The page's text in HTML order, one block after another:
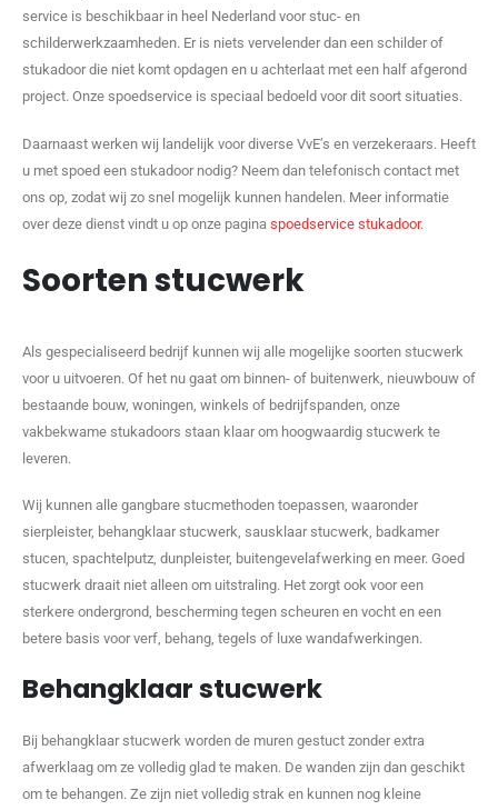
service is beschikbaar in heel Nederland voor stuc- en
schilderwerkzaamheden. Er is niets vervelender dan een schilder of
stukadoor die niet komt opdagen en u achterlaat met een half afgerond
project. Onze spoedservice is speciaal bedoeld voor dit soort situaties.
Daarnaast werken wij landelijk voor diverse VvE’s en verzekeraars. Heeft
u met spoed een stukadoor nodig? Neem dan telefonisch contact met
ons op, zodat wij zo snel mogelijk kunnen handelen. Meer informatie
over deze dienst vindt u op onze pagina spoedservice stukadoor.
Soorten stucwerk
Als gespecialiseerd bedrijf kunnen wij alle mogelijke soorten stucwerk
voor u uitvoeren. Of het nu gaat om binnen- of buitenwerk, nieuwbouw of
bestaande bouw, woningen, winkels of bedrijfspanden, onze
vakbekwame stukadoors staan klaar om hoogwaardig stucwerk te
leveren.
Wij kunnen alle gangbare stucmethoden toepassen, waaronder
sierpleister, behangklaar stucwerk, sausklaar stucwerk, badkamer
stucen, spachtelputz, dunpleister, buitengevelafwerking en meer. Goed
stucwerk draait niet alleen om uitstraling. Het zorgt ook voor een
sterkere ondergrond, bescherming tegen scheuren en vocht en een
betere basis voor verf, behang, tegels of luxe wandafwerkingen.
Behangklaar stucwerk
Bij behangklaar stucwerk worden de muren gestuct zonder extra
afwerklaag om ze volledig glad te maken. De wanden zijn dan geschikt
om te behangen. Ze zijn niet volledig strak en kunnen nog kleine